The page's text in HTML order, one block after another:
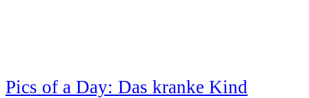
Pics of a Day: Das kranke Kind